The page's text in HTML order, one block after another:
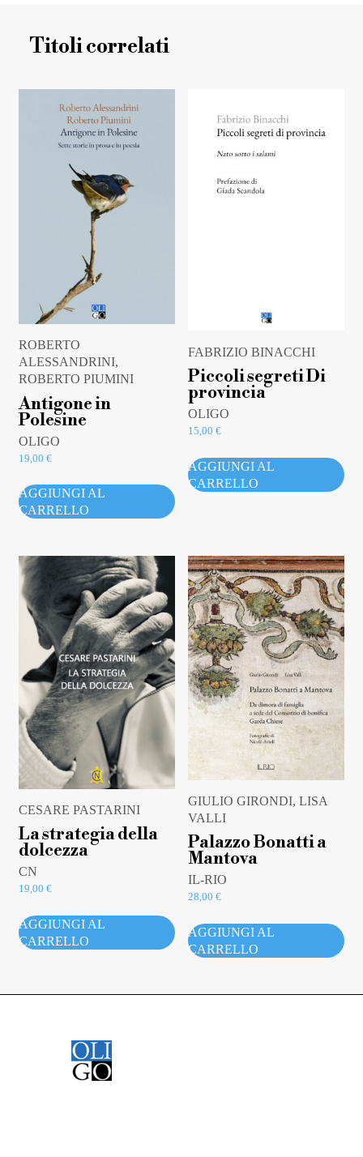
Titoli correlati
ROBERTO
ALESSANDRINI,
ROBERTO PIUMINI
Antigone in
Polesine
OLIGO
19,00 €
AGGIUNGI AL
CARRELLO
FABRIZIO BINACCHI
Piccoli segreti Di
provincia
OLIGO
15,00€
AGGIUNGI AL
CARRELLO
CESARE PASTARINI
La strategia della
dolcezza
CN
19,00 €
AGGIUNGI AL
CARRELLO
GIULIO GIRONDI, LISA
VALLI
Palazzo Bonatti a
Mantova
IL-RIO
28,00€
AGGIUNGI AL
CARRELLO